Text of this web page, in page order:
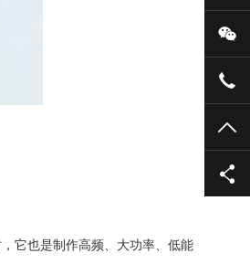
它也是制作高频、大功率、低能
微